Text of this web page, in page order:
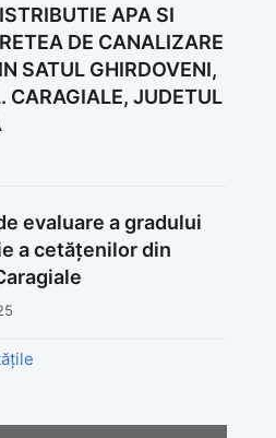
APA SI
DE CANALIZARE
SATUL GHIRDOVENI,
CARAGIALE, JUDETUL
evaluare a gradului
a cetățenilor din